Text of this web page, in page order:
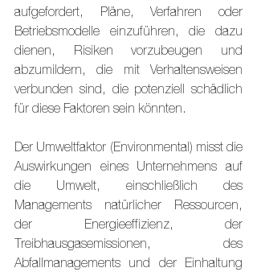
aufgefordert, Pläne, Verfahren oder
Betriebsmodelle einzuführen, die dazu
dienen, Risiken vorzubeugen und
abzumildern, die mit Verhaltensweisen
verbunden sind, die potenziell schädlich
für diese Faktoren sein könnten.
Der Umweltfaktor (Environmental) misst die
Auswirkungen eines Unternehmens auf
die Umwelt, einschließlich des
Managements natürlicher Ressourcen,
der Energieeffizienz, der
Treibhausgasemissionen, des
Abfallmanagements und der Einhaltung